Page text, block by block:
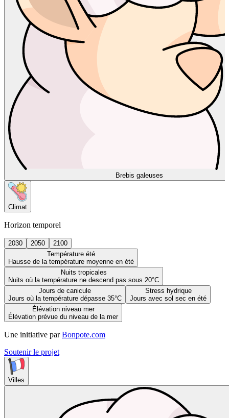
Brebis galeuses
Climat
Horizon temporel
2030 2050
2100
Température été
Hausse de la température moyenne en été
Nuits tropicales
Nuits où la température ne descend pas sous 20°C
Jours de canicule
Jours où la température dépasse 35°C
Stress hydrique
Jours avec sol sec en été
Élévation niveau mer
Élévation prévue du niveau de la mer
Une initiative par Bonpote.com
Soutenir le projet
Villes